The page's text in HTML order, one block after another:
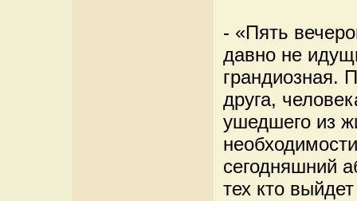
- «Пять
давно не
грандиозная.
друга,
ушедшего из
сегодняшний
тех кто